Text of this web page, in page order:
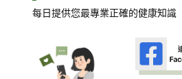
每日提供您最專業正確的健康知識